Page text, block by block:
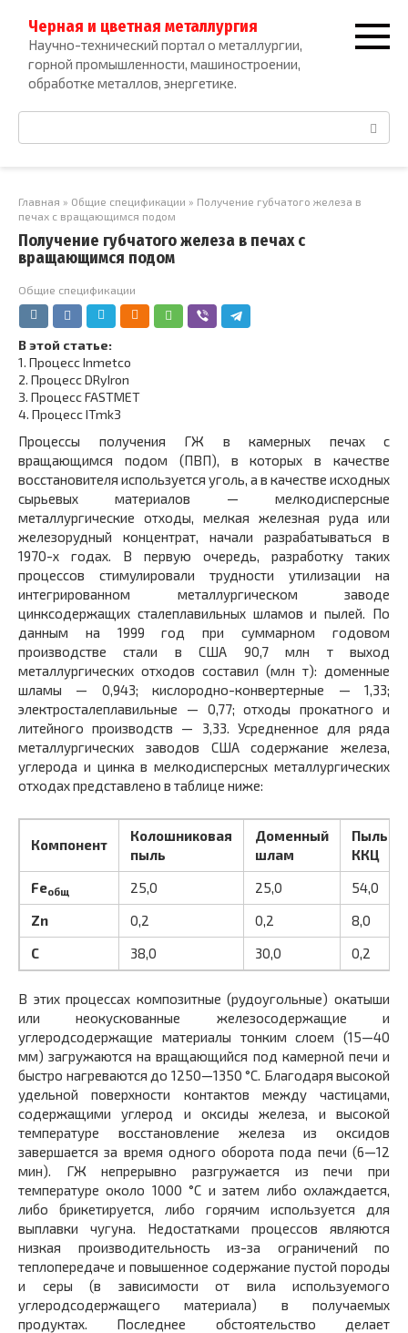
контенту
Черная и цветная металлургия
Научно-технический портал о металлургии,
горной промышленности, машиностроении,
обработке металлов, энергетике.
Поиск:
Главная » Общие спецификации » Получение губчатого железа в
печах с вращающимся подом
Получение губчатого железа в печах с
вращающимся подом
Общие спецификации
В этой статье:
1. Процесс Inmetco
2. Процесс DRyIron
3. Процесс FASTMET
4. Процесс ITmk3
Процессы получения ГЖ в камерных печах с
вращающимся подом (ПВП), в которых в качестве
восстановителя используется уголь, а в качестве исходных
сырьевых материалов — мелкодисперсные
металлургические отходы, мелкая железная руда или
железорудный концентрат, начали разрабатываться в
1970-х годах. В первую очередь, разработку таких
процессов стимулировали трудности утилизации на
интегрированном металлургическом заводе
цинксодержащих сталеплавильных шламов и пылей. По
данным на 1999 год при суммарном годовом
производстве стали в США 90,7 млн т выход
металлургических отходов составил (млн т): доменные
шламы — 0,943; кислородно-конвертерные — 1,33;
электросталеплавильные — 0,77; отходы прокатного и
литейного производств — 3,33. Усредненное для ряда
металлургических заводов США содержание железа,
углерода и цинка в мелкодисперсных металлургических
отходах представлено в таблице ниже:
Компонент
Колошниковая
пыль
Доменный
шлам
Пыль
ККЦ
Feобщ 25,0 25,0
54,0
Zn
0,2 0,2
8,0
C
38,0 30,0 0,2
В этих процессах композитные (рудоугольные) окатыши
или неокускованные железосодержащие и
углеродсодержащие материалы тонким слоем (15—40
мм) загружаются на вращающийся под камерной печи и
быстро нагреваются до 1250—1350 °С. Благодаря высокой
удельной поверхности контактов между частицами,
содержащими углерод и оксиды железа, и высокой
температуре восстановление железа из оксидов
завершается за время одного оборота пода печи (6—12
мин). ГЖ непрерывно разгружается из печи при
температуре около 1000 °С и затем либо охлаждается,
либо брикетируется, либо горячим используется для
выплавки чугуна. Недостатками процессов являются
низкая производительность из-за ограничений по
теплопередаче и повышенное содержание пустой породы
и серы (в зависимости от вила используемого
углеродсодержащего материала) в получаемых
продуктах. Последнее обстоятельство делает